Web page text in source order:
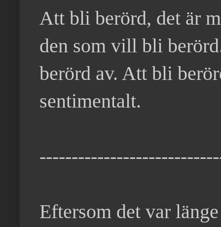
Att bli berörd, det är
den som vill bli
berörd av. Att bli
sentimentalt.
Eftersom det var